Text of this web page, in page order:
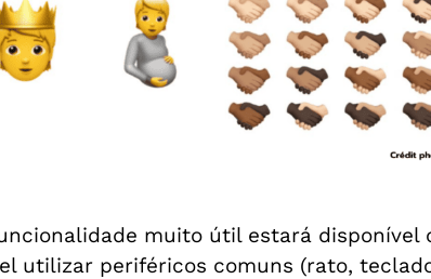
muito útil estará disponível
utilizar periféricos comuns (rato,